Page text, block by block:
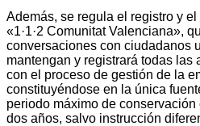
Además, se regula el registro y
«1·1·2 Comunitat Valenciana»,
conversaciones con ciudadanos
mantengan y registrará todas las
con el proceso de gestión de la
constituyéndose en la única
periodo máximo de
dos años, salvo instrucción